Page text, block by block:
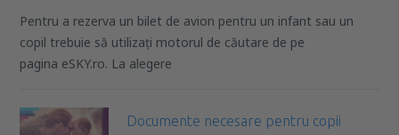
Pentru a rezerva un bilet de avion pentru un infant sau un
copil trebuie să utilizați motorul de căutare de pe
pagina eSKY.ro. La alegere
Documente necesare pentru copii